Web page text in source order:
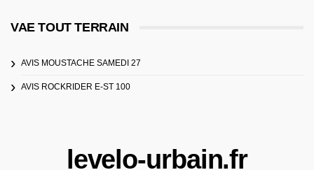
VAE TOUT TERRAIN
AVIS MOUSTACHE SAMEDI 27
AVIS ROCKRIDER E-ST 100
levelo-urbain.fr